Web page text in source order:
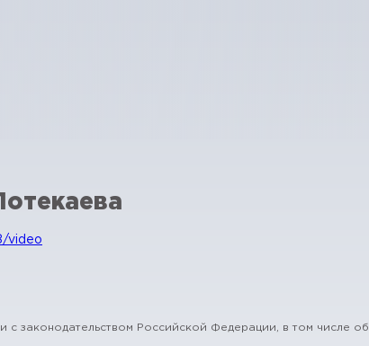
video
с законодательством Российской Федерации, в том числе об